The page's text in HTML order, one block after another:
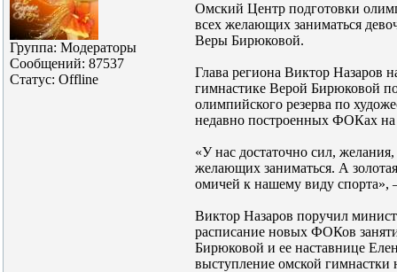
Группа: Модераторы
Сообщений: 87537
Статус: Offline
Омский Центр подготовки
всех желающих заниматься
Веры Бирюковой.
Глава региона Виктор Назаров
гимнастике Верой Бирюковой
олимпийского резерва по
недавно построенных ФОКах
«У нас достаточно сил,
желающих заниматься. А
омичей к нашему виду спорта»,
Виктор Назаров поручил
расписание новых ФОКов
Бирюковой и ее наставнице
выступление омской